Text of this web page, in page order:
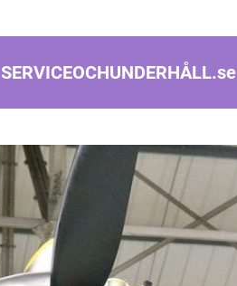
SERVICEOCHUNDERHÅLL.se